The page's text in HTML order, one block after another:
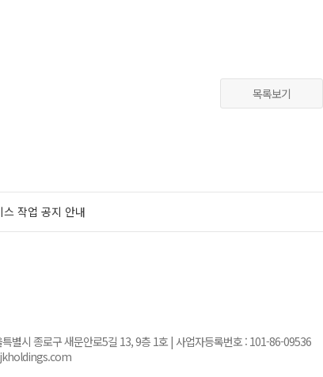
목록보기
작업 공지 안내
별시 종로구 새문안로5길 13, 9층 1호 | 사업자등록번호 : 101-86-09536